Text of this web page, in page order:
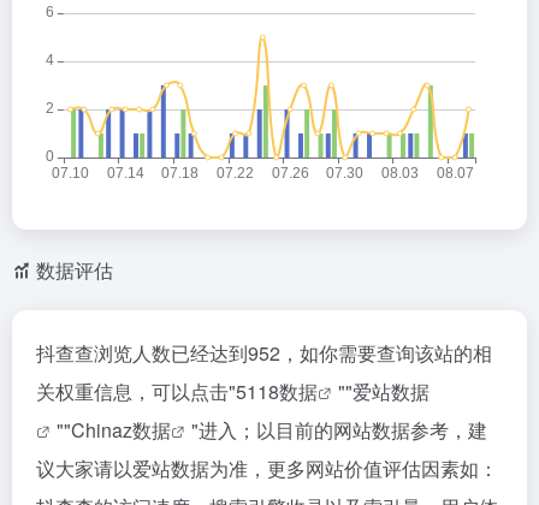
数据评估
抖查查浏览人数已经达到952，如你需要查询该站的相
关权重信息，可以点击"5118数据 ""爱站数据
""Chinaz数据
"进入；以目前的网站数据参考，建
议大家请以爱站数据为准，更多网站价值评估因素如：